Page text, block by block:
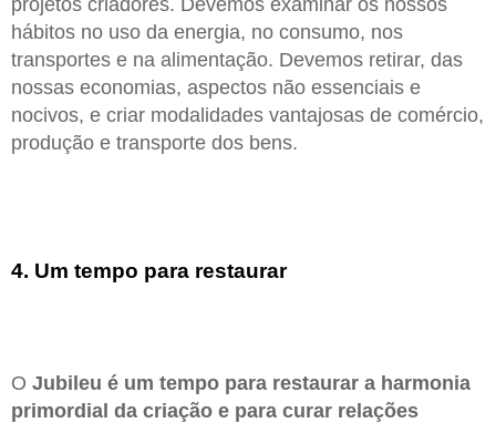
projetos criadores. Devemos examinar os nossos
hábitos no uso da energia, no consumo, nos
transportes e na alimentação. Devemos retirar, das
nossas economias, aspectos não essenciais e
nocivos, e criar modalidades vantajosas de comércio,
produção e transporte dos bens.
4. Um tempo para restaurar
O Jubileu é um tempo para restaurar a harmonia
primordial da criação e para curar relações